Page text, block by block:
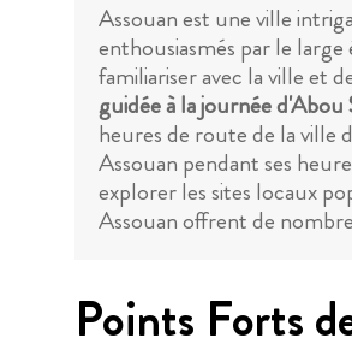
Assouan est une ville
enthousiasmés par le
familiariser avec la ville et
guidée à la journée d'Abou
heures de route de la ville
Assouan pendant ses
explorer les sites locaux
Assouan offrent de
Points Forts